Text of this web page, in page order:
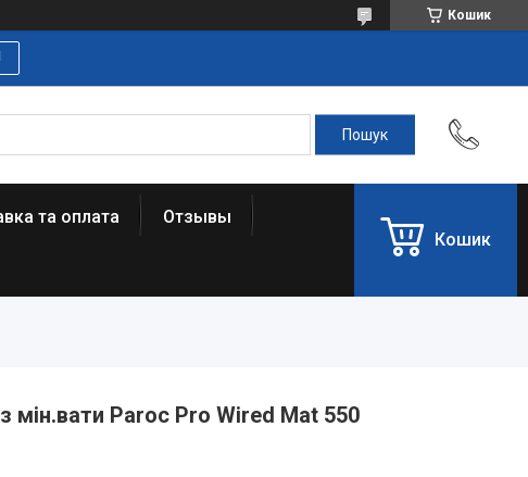
Кошик
та оплата Отзывы
Кошик
мін.вати Paroc Pro Wired Mat 550